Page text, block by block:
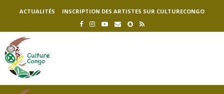
ACTUALITÉS INSCRIPTION DES ARTISTES SUR CULTURECONGO